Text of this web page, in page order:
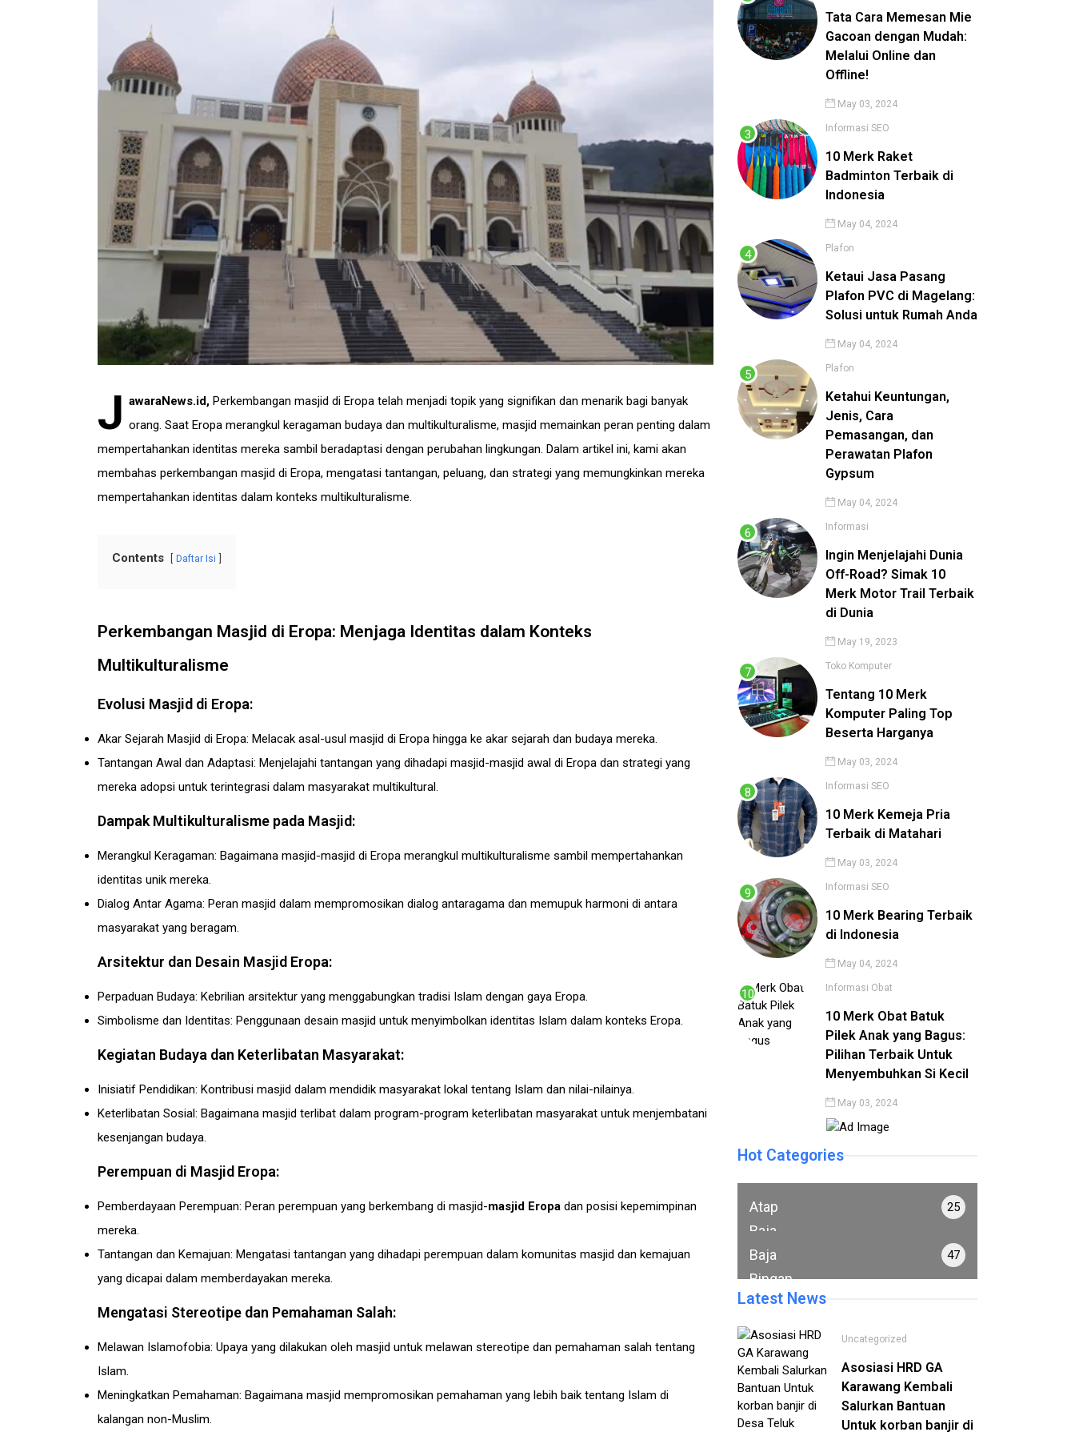
J awaraNews.id, Perkembangan masjid di Eropa telah menjadi topik yang signifikan dan menarik bagi banyak
orang. Saat Eropa merangkul keragaman budaya dan multikulturalisme, masjid memainkan peran penting dalam
mempertahankan identitas mereka sambil beradaptasi dengan perubahan lingkungan. Dalam artikel ini, kami akan
membahas perkembangan masjid di Eropa, mengatasi tantangan, peluang, dan strategi yang memungkinkan mereka
mempertahankan identitas dalam konteks multikulturalisme.
Contents Daftar Isi
Perkembangan Masjid di Eropa: Menjaga Identitas dalam Konteks
Multikulturalisme
Evolusi Masjid di Eropa:
Akar Sejarah Masjid di Eropa: Melacak asal-usul masjid di Eropa hingga ke akar sejarah dan budaya mereka.
Tantangan Awal dan Adaptasi: Menjelajahi tantangan yang dihadapi masjid-masjid awal di Eropa dan strategi yang
mereka adopsi untuk terintegrasi dalam masyarakat multikultural.
Dampak Multikulturalisme pada Masjid:
Merangkul Keragaman: Bagaimana masjid-masjid di Eropa merangkul multikulturalisme sambil mempertahankan
identitas unik mereka.
Dialog Antar Agama: Peran masjid dalam mempromosikan dialog antaragama dan memupuk harmoni di antara
masyarakat yang beragam.
Arsitektur dan Desain Masjid Eropa:
Perpaduan Budaya: Kebrilian arsitektur yang menggabungkan tradisi Islam dengan gaya Eropa.
Simbolisme dan Identitas: Penggunaan desain masjid untuk menyimbolkan identitas Islam dalam konteks Eropa.
Kegiatan Budaya dan Keterlibatan Masyarakat:
Inisiatif Pendidikan: Kontribusi masjid dalam mendidik masyarakat lokal tentang Islam dan nilai-nilainya.
Keterlibatan Sosial: Bagaimana masjid terlibat dalam program-program keterlibatan masyarakat untuk menjembatani
kesenjangan budaya.
Perempuan di Masjid Eropa:
Pemberdayaan Perempuan: Peran perempuan yang berkembang di masjid-masjid Eropa dan posisi kepemimpinan
mereka.
Tantangan dan Kemajuan: Mengatasi tantangan yang dihadapi perempuan dalam komunitas masjid dan kemajuan
yang dicapai dalam memberdayakan mereka.
Mengatasi Stereotipe dan Pemahaman Salah:
Melawan Islamofobia: Upaya yang dilakukan oleh masjid untuk melawan stereotipe dan pemahaman salah tentang
Islam.
Meningkatkan Pemahaman: Bagaimana masjid mempromosikan pemahaman yang lebih baik tentang Islam di
kalangan non-Muslim.
Tata Cara Memesan Mie
Gacoan dengan Mudah:
Melalui Online dan
Offline!
May 03, 2024
Informasi SEO
10 Merk Raket
Badminton Terbaik di
Indonesia
May 04, 2024
Plafon
Ketaui Jasa Pasang
Plafon PVC di Magelang:
Solusi untuk Rumah Anda
May 04, 2024
Plafon
Ketahui Keuntungan,
Jenis, Cara
Pemasangan, dan
Perawatan Plafon
Gypsum
May 04, 2024
Informasi
Ingin Menjelajahi Dunia
Off-Road? Simak 10
Merk Motor Trail Terbaik
di Dunia
May 19, 2023
Toko Komputer
Tentang 10 Merk
Komputer Paling Top
Beserta Harganya
May 03, 2024
Informasi SEO
10 Merk Kemeja Pria
Terbaik di Matahari
May 03, 2024
Informasi SEO
10 Merk Bearing Terbaik
di Indonesia
May 04, 2024
Informasi Obat
10 Merk Obat Batuk
Pilek Anak yang Bagus:
Pilihan Terbaik Untuk
Menyembuhkan Si Kecil
May 03, 2024
Hot Categories
Atap
Baja
Ringan
25
Baja
Ringan
47
Latest News
Uncategorized
Asosiasi HRD GA
Karawang Kembali
Salurkan Bantuan
Untuk korban banjir di